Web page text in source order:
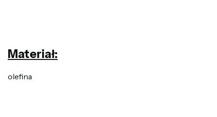
Materiał:
olefina